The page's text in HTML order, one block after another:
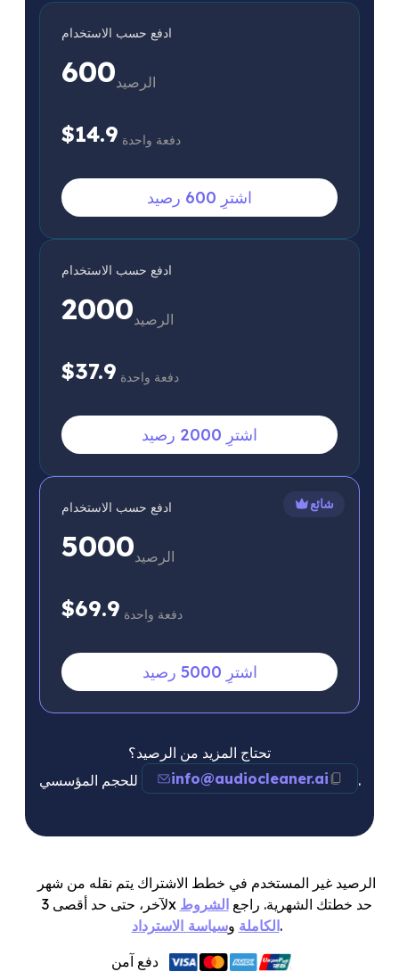
ادفع حسب الاستخدام
600الرصيد
$14.9 دفعة واحدة
اشترِ 600 رصيد
ادفع حسب الاستخدام
2000الرصيد
$37.9 دفعة واحدة
اشترِ 2000 رصيد
شائع ادفع حسب الاستخدام
5000الرصيد
$69.9 دفعة واحدة
اشترِ 5000 رصيد
تحتاج المزيد من الرصيد؟
info@audiocleaner.ai
للحجم المؤسسي.
الرصيد غير المستخدم في خطط الاشتراك يتم نقله من شهر
لآخر، حتى حد أقصى 3x حد خطتك الشهرية. راجعالشروط
الكاملة وسياسة الاسترداد
.
دفع آمن